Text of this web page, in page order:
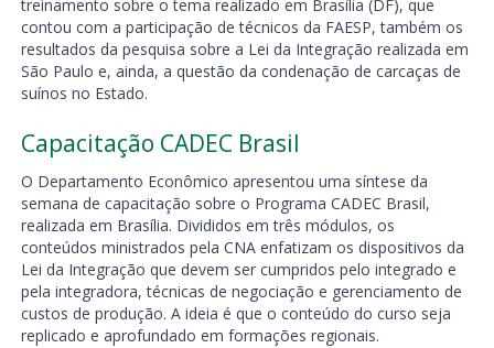
treinamento sobre o tema realizado em Brasília (DF), que
contou com a participação de técnicos da FAESP, também os
resultados da pesquisa sobre a Lei da Integração realizada em
São Paulo e, ainda, a questão da condenação de carcaças de
suínos no Estado.
Capacitação CADEC Brasil
O Departamento Econômico apresentou uma síntese da
semana de capacitação sobre o Programa CADEC Brasil,
realizada em Brasília. Divididos em três módulos, os
conteúdos ministrados pela CNA enfatizam os dispositivos da
Lei da Integração que devem ser cumpridos pelo integrado e
pela integradora, técnicas de negociação e gerenciamento de
custos de produção. A ideia é que o conteúdo do curso seja
replicado e aprofundado em formações regionais.